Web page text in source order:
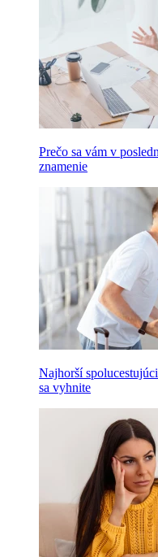
Prečo sa vám v
znamenie
Najhorší
sa vyhnite